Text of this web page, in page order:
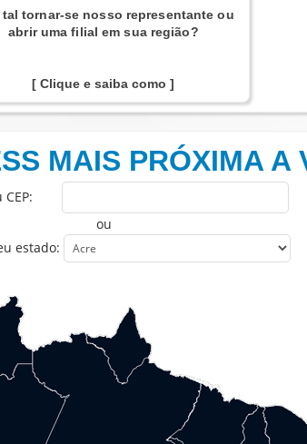
tal tornar-se nosso representante ou
abrir uma filial em sua região?
[ Clique e saiba como ]
MAIS PRÓXIMA A
CEP:
ou
estado: